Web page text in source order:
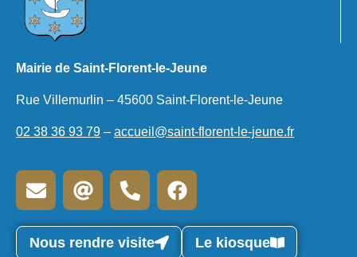
Mairie de Saint-Florent-le-Jeune
Rue Villemurlin – 45600 Saint-Florent-le-Jeune
02 38 36 93 79 – accueil@saint-florent-le-jeune.fr
Nous rendre visite Le kiosque